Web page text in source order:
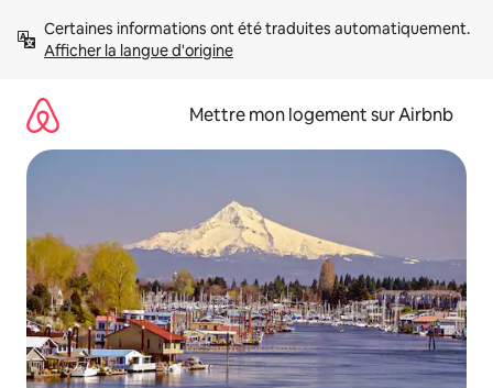
directement
Afficher la langue d'origine
Mettre mon logement sur Airbnb